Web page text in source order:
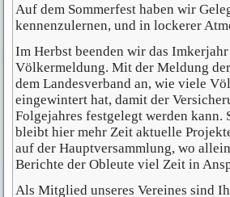
Auf dem Sommerfest haben wir
kennenzulernen, und in lockerer
Im Herbst beenden wir das
Völkermeldung. Mit der Meldung
dem Landesverband an, wie viele
eingewintert hat, damit der
Folgejahres festgelegt werden kann.
bleibt hier mehr Zeit aktuelle
auf der Hauptversammlung, wo
Berichte der Obleute viel Zeit in
Als Mitglied unseres Vereines sind